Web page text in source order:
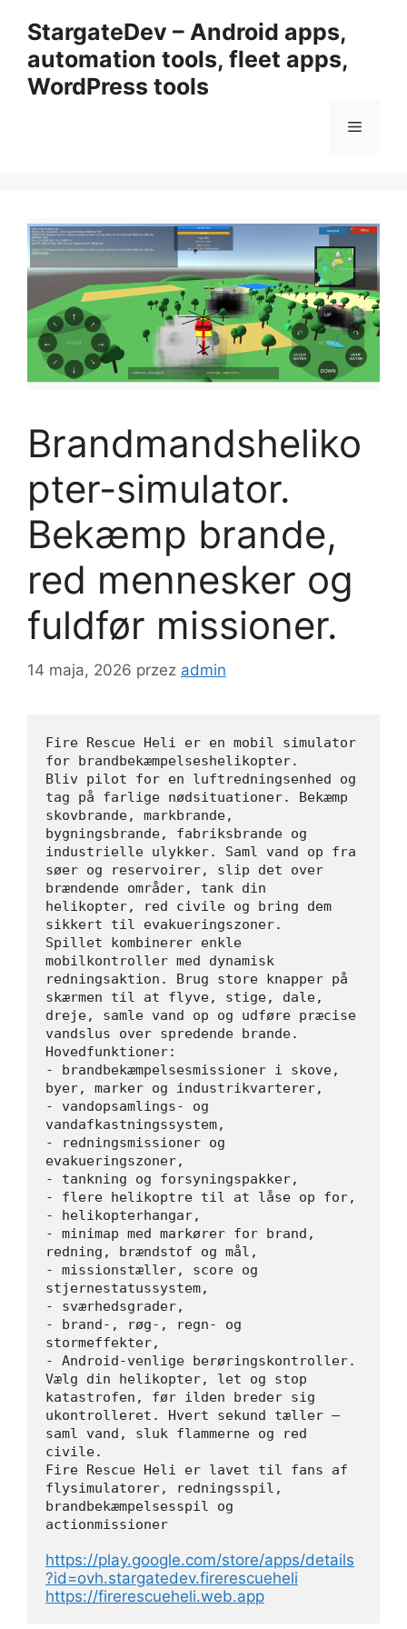
treści
StargateDev – Android apps,
automation tools, fleet apps,
WordPress tools
Menu
Brandmandsheliko
pter-simulator.
Bekæmp brande,
red mennesker og
fuldfør missioner.
14 maja, 2026 przez admin
Fire Rescue Heli er en mobil simulator
for brandbekæmpelseshelikopter.
Bliv pilot for en luftredningsenhed og
tag på farlige nødsituationer. Bekæmp
skovbrande, markbrande,
bygningsbrande, fabriksbrande og
industrielle ulykker. Saml vand op fra
søer og reservoirer, slip det over
brændende områder, tank din
helikopter, red civile og bring dem
sikkert til evakueringszoner.
Spillet kombinerer enkle
mobilkontroller med dynamisk
redningsaktion. Brug store knapper på
skærmen til at flyve, stige, dale,
dreje, samle vand op og udføre præcise
vandslus over spredende brande.
Hovedfunktioner:
- brandbekæmpelsesmissioner i skove,
byer, marker og industrikvarterer,
- vandopsamlings- og
vandafkastningssystem,
- redningsmissioner og
evakueringszoner,
- tankning og forsyningspakker,
- flere helikoptre til at låse op for,
- helikopterhangar,
- minimap med markører for brand,
redning, brændstof og mål,
- missionstæller, score og
stjernestatussystem,
- sværhedsgrader,
- brand-, røg-, regn- og
stormeffekter,
- Android-venlige berøringskontroller.
Vælg din helikopter, let og stop
katastrofen, før ilden breder sig
ukontrolleret. Hvert sekund tæller —
saml vand, sluk flammerne og red
civile.
Fire Rescue Heli er lavet til fans af
flysimulatorer, redningsspil,
brandbekæmpelsesspil og
actionmissioner
https://play.google.com/store/apps/details
?id=ovh.stargatedev.firerescueheli
https://firerescueheli.web.app